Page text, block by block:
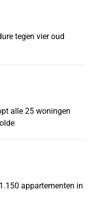
tegen vier oud
alle 25 woningen
appartementen in